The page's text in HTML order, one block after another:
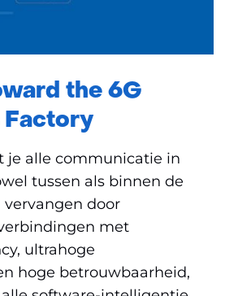
the 6G
je alle communicatie in
tussen als binnen de
vervangen door
met
ultrahoge
hoge betrouwbaarheid,